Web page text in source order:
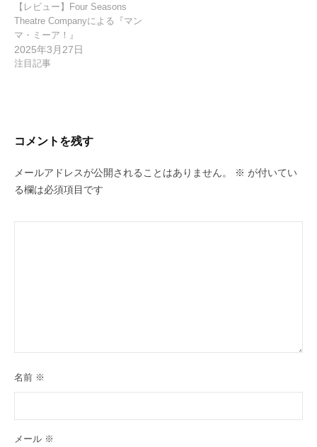
【レビュー】Four Seasons
Theatre Companyによる『マン
マ・ミーア！』
2025年3月27日
注目記事
コメントを残す
メールアドレスが公開されることはありません。 ※ が付いてい
る欄は必須項目です
名前 ※
メール ※